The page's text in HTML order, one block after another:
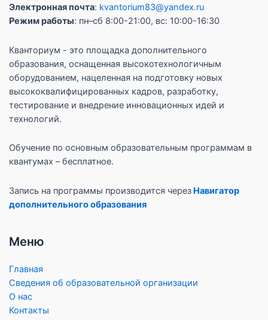
Электронная почта: kvantorium83@yandex.ru
Режим работы: пн–сб 8:00-21:00, вс: 10:00-16:30
Кванториум - это площадка дополнительного
образования, оснащенная высокотехнологичным
оборудованием, нацеленная на подготовку новых
высококвалифицированных кадров, разработку,
тестирование и внедрение инновационных идей и
технологий.
Обучение по основным образовательным программам в
квантумах – бесплатное.
Запись на программы производится через Навигатор
дополнительного образования
Меню
Главная
Сведения об образовательной организации
О нас
Контакты